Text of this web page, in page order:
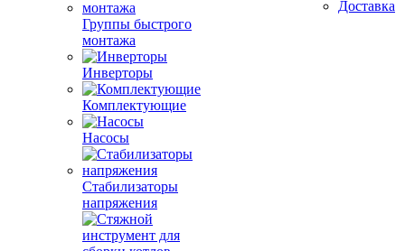
Группы быстрого
монтажа
Инверторы
Комплектующие
Насосы
Стабилизаторы
напряжения
Доставка